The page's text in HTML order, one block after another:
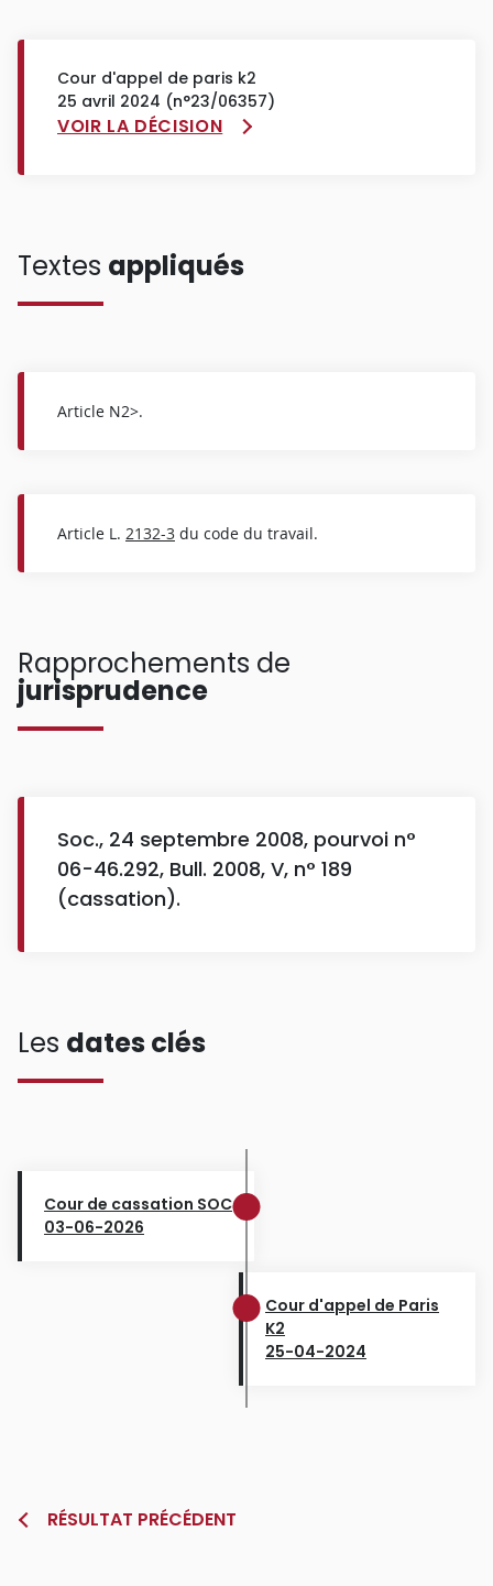
Cour d'appel de paris k2
25 avril 2024 (n°23/06357)
VOIR LA DÉCISION
Textes appliqués
Article N2>.
Article L. 2132-3 du code du travail.
Rapprochements de
jurisprudence
Soc., 24 septembre 2008, pourvoi n°
06-46.292, Bull. 2008, V, n° 189
(cassation).
Les dates clés
Cour de cassation SOC
03-06-2026
Cour d'appel de Paris
K2
25-04-2024
RÉSULTAT PRÉCÉDENT